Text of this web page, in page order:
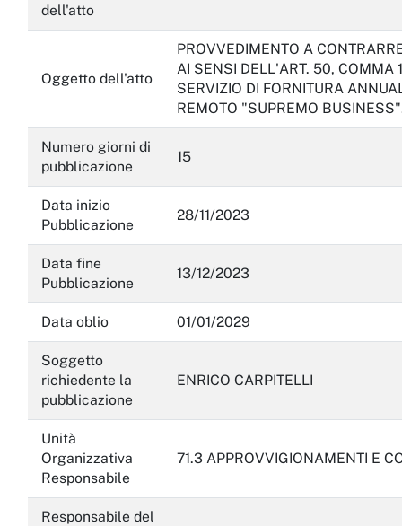
dell'atto
Oggetto dell'atto
PROVVEDIMENTO A
AI SENSI DELL'ART. 50, COMMA
SERVIZIO DI FORNITURA
REMOTO "SUPREMO
Numero giorni di
pubblicazione
15
Data inizio
Pubblicazione
28/11/2023
Data fine
Pubblicazione
13/12/2023
Data oblio 01/01/2029
Soggetto
richiedente la
pubblicazione
ENRICO CARPITELLI
Unità
Organizzativa
Responsabile
71.3 APPROVVIGIONAMENTI E
Responsabile del